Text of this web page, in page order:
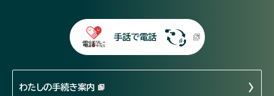
手話で電話
わたしの手続き案内